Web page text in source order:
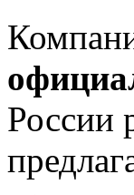
России